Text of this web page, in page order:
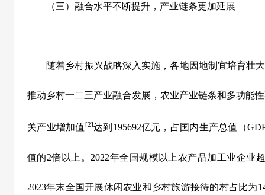
（三）融合水平不断提升，产业链条更加延展
随着乡村振兴战略深入实施，各地因地制宜培育壮大
推动乡村一二三产业融合发展，农业产业链条和多功能
关产业增加值 [2]达到 195692亿元，占国内生产总值（
值的2倍以上。 2022年全国规模以上农产品加工业企业
2023年末全国开展休闲农业和乡村旅游接待的村占比为